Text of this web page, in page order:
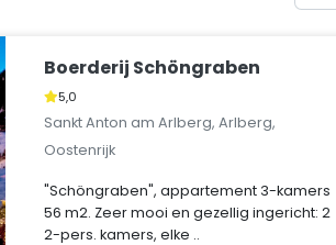
Boerderij Schöngraben
5,0
Sankt Anton am Arlberg, Arlberg,
Oostenrijk
"Schöngraben", appartement 3-kamers
56 m2. Zeer mooi en gezellig ingericht: 2
2-pers. kamers, elke ..